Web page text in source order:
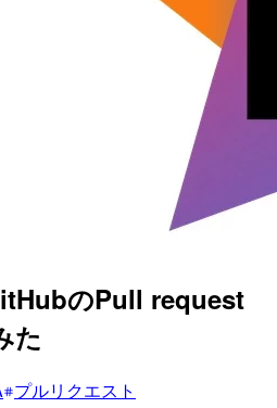
のPull request
た
プルリクエスト